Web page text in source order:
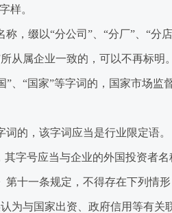
样。
缀以“分公司”、“分厂”、“分
从属企业一致的，可以不再标明。
“国家”等字词的，国家市场监
的，该字词应当是行业限定语。
号应当与企业的外国投资者名
十一条规定，不得存在下列情形
与国家出资、政府信用等有关